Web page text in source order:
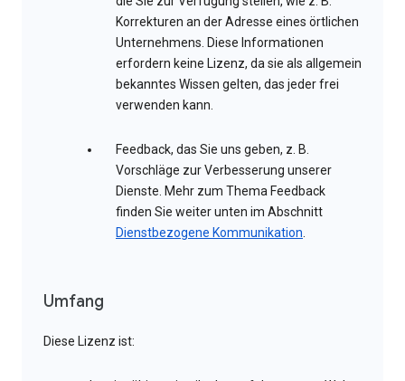
Korrekturen an der Adresse eines örtlichen
Unternehmens. Diese Informationen
erfordern keine Lizenz, da sie als allgemein
bekanntes Wissen gelten, das jeder frei
verwenden kann.
Feedback, das Sie uns geben, z. B.
Vorschläge zur Verbesserung unserer
Dienste. Mehr zum Thema Feedback
finden Sie weiter unten im Abschnitt
Dienstbezogene Kommunikation.
Umfang
Diese Lizenz ist: